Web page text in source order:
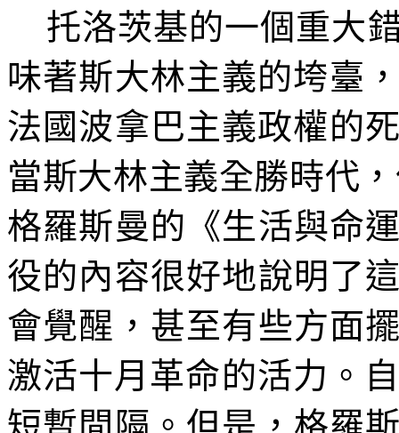
托洛茨基的一個重大
味著斯大林主義的垮臺
法國波拿巴主義政權的
當斯大林主義全勝時代
格羅斯曼的《生活與命
役的內容很好地說明了
會覺醒，甚至有些方面
激活十月革命的活力。自